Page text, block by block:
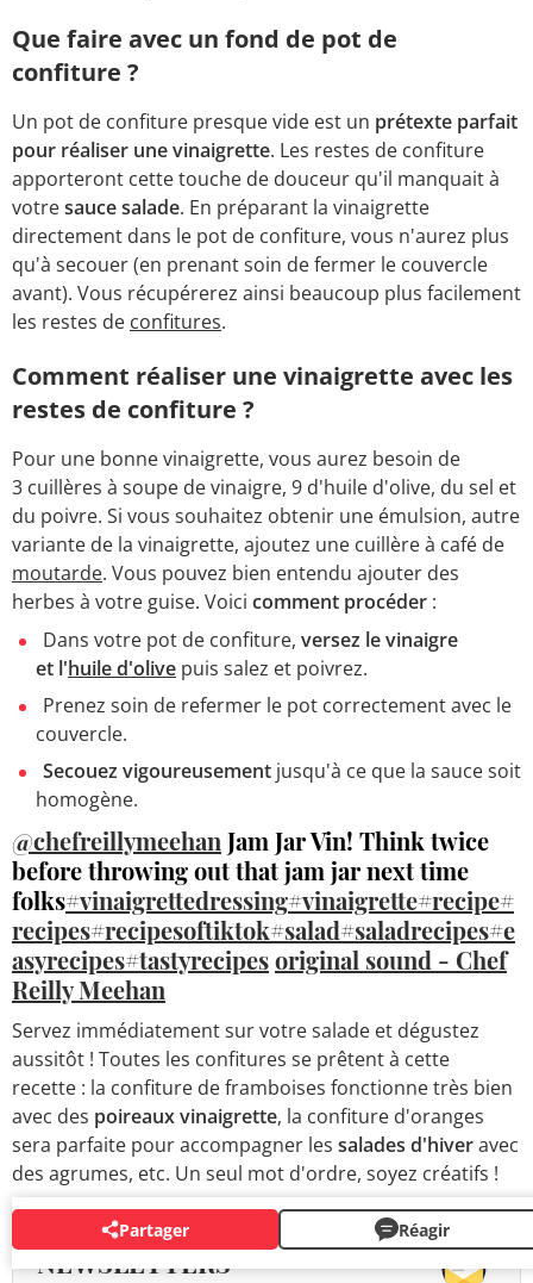
Que faire avec un fond de pot de
confiture ?
Un pot de confiture presque vide est un prétexte parfait
pour réaliser une vinaigrette. Les restes de confiture
apporteront cette touche de douceur qu'il manquait à
votresauce salade. En préparant la vinaigrette
directement dans le pot de confiture, vous n'aurez plus
qu'à secouer (en prenant soin de fermer le couvercle
avant). Vous récupérerez ainsi beaucoup plus facilement
les restes de confitures.
Comment réaliser une vinaigrette avec les
restes de confiture ?
Pour une bonne vinaigrette, vous aurez besoin de
3 cuillères à soupe de vinaigre, 9 d'huile d'olive, du sel et
du poivre. Si vous souhaitez obtenir une émulsion, autre
variante de la vinaigrette, ajoutez une cuillère à café de
moutarde. Vous pouvez bien entendu ajouter des
herbes à votre guise. Voici comment procéder :
Dans votre pot de confiture, versez le vinaigre
et l'huile d'olive puis salez et poivrez.
Prenez soin de refermer le pot correctement avec le
couvercle.
Secouez vigoureusement jusqu'à ce que la sauce soit
homogène.
@chefreillymeehan Jam Jar Vin! Think twice
before throwing out that jam jar next time
folks#vinaigrettedressing#vinaigrette#recipe#
recipes#recipesoftiktok#salad#saladrecipes#e
asyrecipes#tastyrecipesoriginal sound - Chef
Reilly Meehan
Servez immédiatement sur votre salade et dégustez
aussitôt ! Toutes les confitures se prêtent à cette
recette : la confiture de framboises fonctionne très bien
avec des poireaux vinaigrette, la confiture d'oranges
sera parfaite pour accompagner les salades d'hiveravec
des agrumes, etc. Un seul mot d'ordre, soyez créatifs !
Partager Réagir
NEWSLETTERS